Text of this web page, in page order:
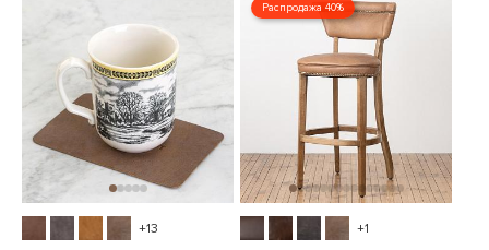
+13
Распродажа 40%
+1